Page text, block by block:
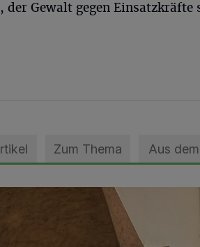
Gewalt gegen Einsatzkräfte
Zum Thema Aus